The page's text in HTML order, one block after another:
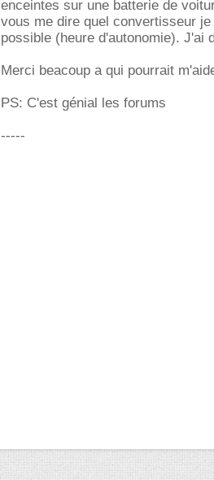
enceintes sur une batterie de
vous me dire quel convertisseur
possible (heure d'autonomie). J'ai
Merci beacoup a qui pourrait
PS: C'est génial les forums
-----